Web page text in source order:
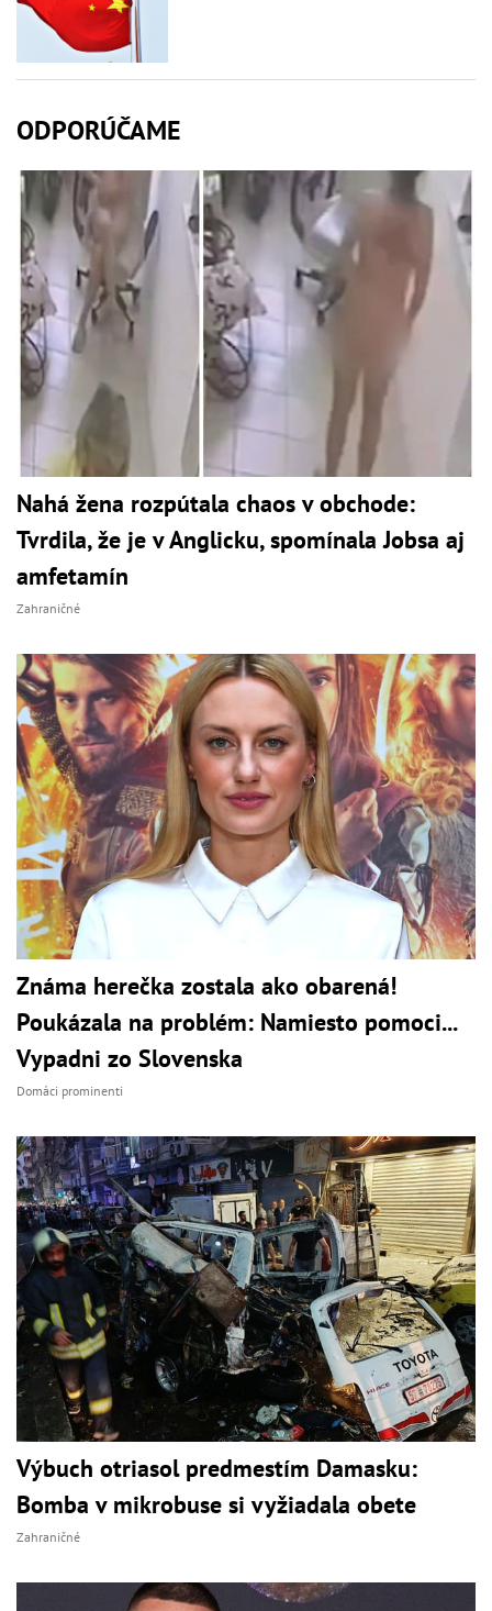
ODPORÚČAME
Nahá žena rozpútala chaos v obchode:
Tvrdila, že je v Anglicku, spomínala Jobsa aj
amfetamín
Zahraničné
Známa herečka zostala ako obarená!
Poukázala na problém: Namiesto pomoci...
Vypadni zo Slovenska
Domáci prominenti
Výbuch otriasol predmestím Damasku:
Bomba v mikrobuse si vyžiadala obete
Zahraničné